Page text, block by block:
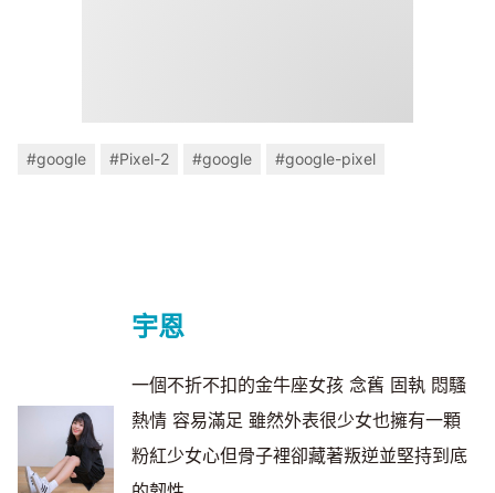
#google #Pixel-2 #google #google-pixel
宇恩
一個不折不扣的金牛座女孩 念舊 固執 悶騷
熱情 容易滿足 雖然外表很少女也擁有一顆
粉紅少女心但骨子裡卻藏著叛逆並堅持到底